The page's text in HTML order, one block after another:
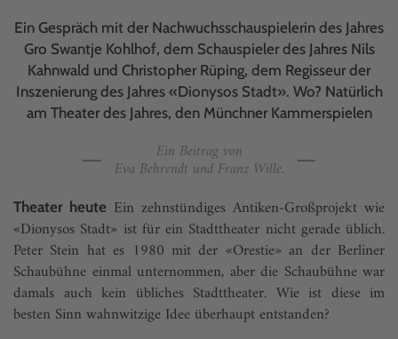
Ein Gespräch mit der Nachwuchsschauspielerin des Jahres
Gro Swantje Kohlhof, dem Schauspieler des Jahres Nils
Kahnwald und Christopher Rüping, dem Regisseur der
Inszenierung des Jahres «Dionysos Stadt». Wo? Natürlich
am Theater des Jahres, den Münchner Kammerspielen
Ein Beitrag von
Eva Behrendt und Franz Wille.
Theater heute Ein zehnstündiges Antiken-Großprojekt wie
«Dionysos Stadt» ist für ein Stadttheater nicht gerade üblich.
Peter Stein hat es 1980 mit der «Orestie» an der Berliner
Schaubühne einmal unternommen, aber die Schaubühne war
damals auch kein übliches Stadttheater. Wie ist diese im
besten Sinn wahnwitzige Idee überhaupt entstanden?